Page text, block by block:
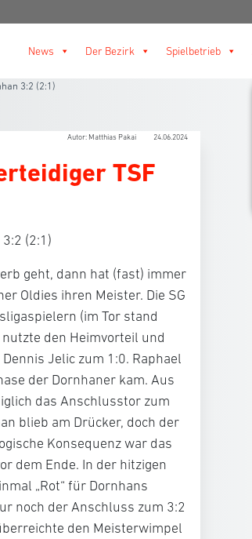
News Der Bezirk Spielbetrieb
3:2 (2:1)
Autor: Matthias Pakai 24.06.2024
TSF
(2:1)
geht, dann hat (fast) immer
Oldies ihren Meister. Die SG
(im Tor stand
den Heimvorteil und
Jelic zum 1:0. Raphael
der Dornhaner kam. Aus
das Anschlusstor zum
blieb am Drücker, doch der
Konsequenz war das
dem Ende. In der hitzigen
„Rot“ für Dornhans
noch der Anschluss zum 3:2
den Meisterwimpel